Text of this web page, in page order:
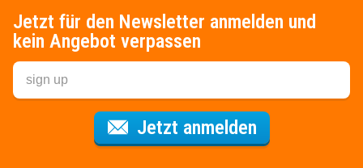
Jetzt für den Newsletter anmelden und
kein Angebot verpassen
Jetzt anmeldenFür den